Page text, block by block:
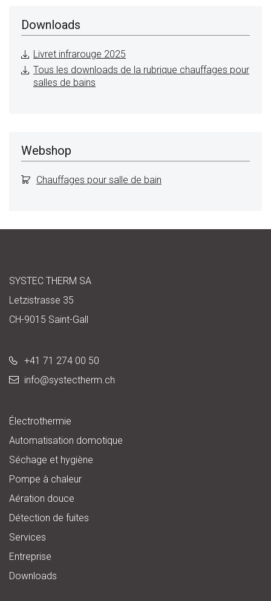
Downloads
Livret infrarouge 2025
Tous les downloads de la rubrique chauffages pour
salles de bains
Webshop
Chauffages pour salle de bain
SYSTEC THERM SA
Letzistrasse 35
CH-9015 Saint-Gall
+41 71 274 00 50
info@systectherm.ch
Électrothermie
Automatisation domotique
Séchage et hygiène
Pompe à chaleur
Aération douce
Détection de fuites
Services
Entreprise
Downloads